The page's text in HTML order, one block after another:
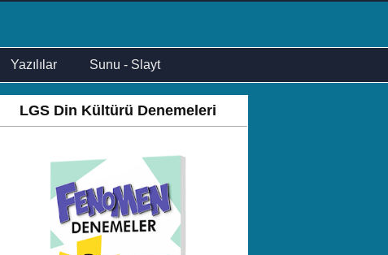
Yazılılar Sunu - Slayt
LGS Din Kültürü Denemeleri